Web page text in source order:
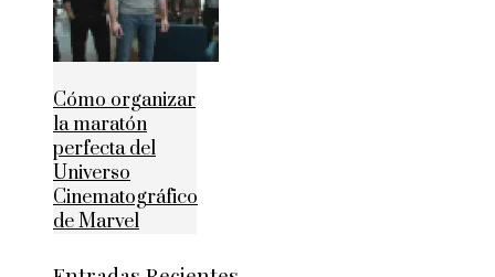
Cómo organizar
la maratón
perfecta del
Universo
Cinematográfico
de Marvel